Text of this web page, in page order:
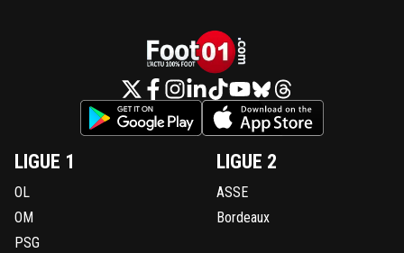
LIGUE 1
OL
OM
PSG
LIGUE 2
ASSE
Bordeaux